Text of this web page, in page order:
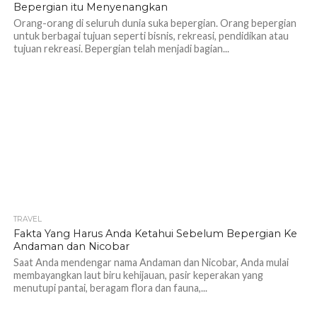
Bepergian itu Menyenangkan
Orang-orang di seluruh dunia suka bepergian. Orang bepergian
untuk berbagai tujuan seperti bisnis, rekreasi, pendidikan atau
tujuan rekreasi. Bepergian telah menjadi bagian...
TRAVEL
Fakta Yang Harus Anda Ketahui Sebelum Bepergian Ke
Andaman dan Nicobar
Saat Anda mendengar nama Andaman dan Nicobar, Anda mulai
membayangkan laut biru kehijauan, pasir keperakan yang
menutupi pantai, beragam flora dan fauna,...